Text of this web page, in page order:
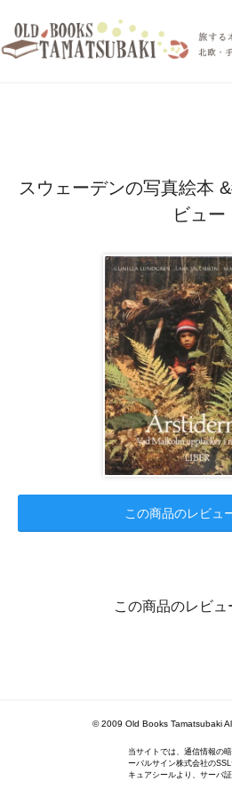
スウェーデンの写真絵本
ビュー
この商品のレビュ
この商品のレビュ
© 2009 Old Books Tamatsubaki
当サイトでは、通信情報の
ーバルサイン株式会社の
キュアシールより、サーバ